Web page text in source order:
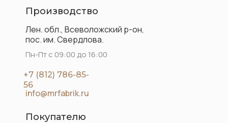
Производство
Покупателю
+7 (812) 786-85-
56
Пн-Пт с 09:00 до 16:00
Лен. обл., Всеволожский р-он,
пос. им. Свердлова.
info@mrfabrik.ru